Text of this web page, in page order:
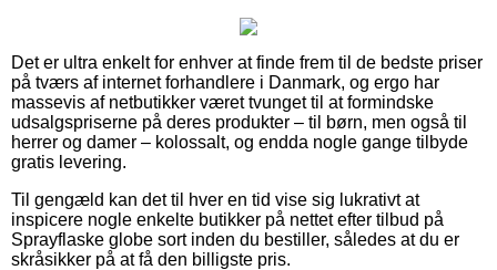
Det er ultra enkelt for enhver at finde frem til de bedste priser
på tværs af internet forhandlere i Danmark, og ergo har
massevis af netbutikker været tvunget til at formindske
udsalgspriserne på deres produkter – til børn, men også til
herrer og damer – kolossalt, og endda nogle gange tilbyde
gratis levering.
Til gengæld kan det til hver en tid vise sig lukrativt at
inspicere nogle enkelte butikker på nettet efter tilbud på
Sprayflaske globe sort inden du bestiller, således at du er
skråsikker på at få den billigste pris.